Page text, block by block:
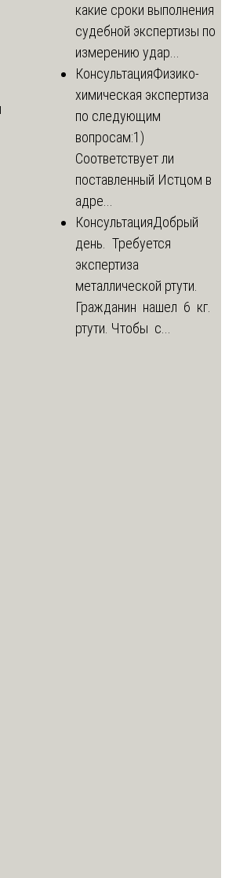
какие сроки выполнения
судебной экспертизы по
измерению удар...
КонсультацияФизико-
химическая экспертиза
по следующим
вопросам:1)
Соответствует ли
поставленный Истцом в
адре...
КонсультацияДобрый
день. Требуется
экспертиза
металлической ртути.
Гражданин нашел 6 кг.
ртути. Чтобы с...